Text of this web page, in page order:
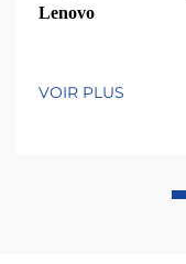
Lenovo
VOIR PLUS